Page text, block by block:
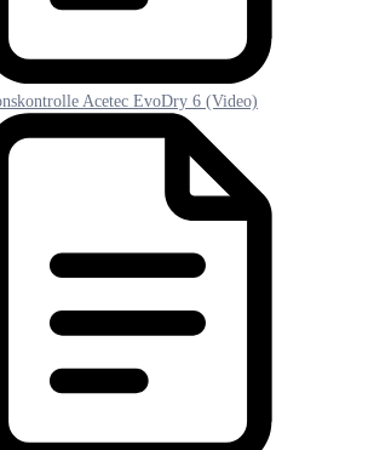
Acetec EvoDry 6 (Video)